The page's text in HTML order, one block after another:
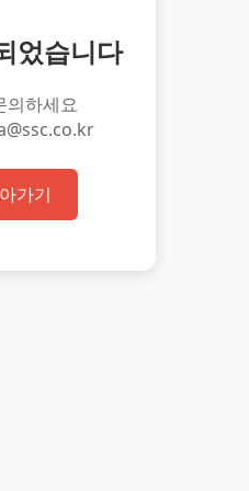
었습니다
의하세요
가기